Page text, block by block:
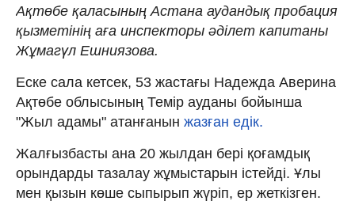
Ақтөбе қаласының Астана аудандық пробация
қызметінің аға инспекторы әділет капитаны
Жұмагүл Ешниязова.
Еске сала кетсек, 53 жастағы Надежда Аверина
Ақтөбе облысының Темір ауданы бойынша
"Жыл адамы" атанғанын жазған едік.
Жалғызбасты ана 20 жылдан бері қоғамдық
орындарды тазалау жұмыстарын істейді. Ұлы
мен қызын көше сыпырып жүріп, ер жеткізген.